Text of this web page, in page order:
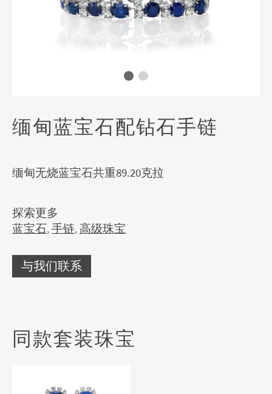
缅甸蓝宝石配钻石手链
缅甸无烧蓝宝石共重89.20克拉
探索更多
蓝宝石, 手链, 高级珠宝
与我们联系
同款套装珠宝